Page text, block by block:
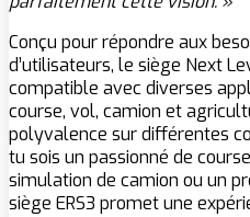
Conçu pour répondre aux
d’utilisateurs, le siège Next
compatible avec diverses
course, vol, camion et
polyvalence sur différentes
tu sois un passionné de
simulation de camion ou un
siège ERS3 promet une